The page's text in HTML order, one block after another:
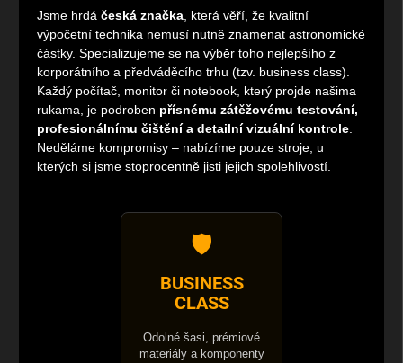
Jsme hrdá česká značka, která věří, že kvalitní
výpočetní technika nemusí nutně znamenat astronomické
částky. Specializujeme se na výběr toho nejlepšího z
korporátního a předváděcího trhu (tzv. business class).
Každý počítač, monitor či notebook, který projde našima
rukama, je podroben přísnému zátěžovému testování,
profesionálnímu čištění a detailní vizuální kontrole.
Neděláme kompromisy – nabízíme pouze stroje, u
kterých si jsme stoprocentně jisti jejich spolehlivostí.
🛡️
BUSINESS
CLASS
Odolné šasi, prémiové
materiály a komponenty